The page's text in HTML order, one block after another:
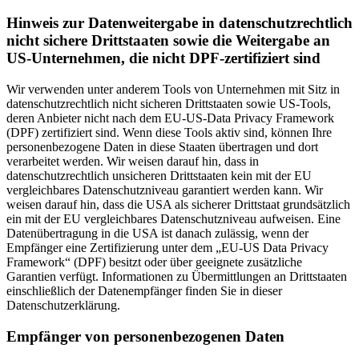
Hinweis zur Datenweitergabe in datenschutzrechtlich
nicht sichere Drittstaaten sowie die Weitergabe an
US-Unternehmen, die nicht DPF-zertifiziert sind
Wir verwenden unter anderem Tools von Unternehmen mit Sitz in
datenschutzrechtlich nicht sicheren Drittstaaten sowie US-Tools,
deren Anbieter nicht nach dem EU-US-Data Privacy Framework
(DPF) zertifiziert sind. Wenn diese Tools aktiv sind, können Ihre
personenbezogene Daten in diese Staaten übertragen und dort
verarbeitet werden. Wir weisen darauf hin, dass in
datenschutzrechtlich unsicheren Drittstaaten kein mit der EU
vergleichbares Datenschutzniveau garantiert werden kann. Wir
weisen darauf hin, dass die USA als sicherer Drittstaat grundsätzlich
ein mit der EU vergleichbares Datenschutzniveau aufweisen. Eine
Datenübertragung in die USA ist danach zulässig, wenn der
Empfänger eine Zertifizierung unter dem „EU-US Data Privacy
Framework“ (DPF) besitzt oder über geeignete zusätzliche
Garantien verfügt. Informationen zu Übermittlungen an Drittstaaten
einschließlich der Datenempfänger finden Sie in dieser
Datenschutzerklärung.
Empfänger von personenbezogenen Daten